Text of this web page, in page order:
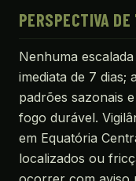
PERSPECTIVA DE
Nenhuma
imediata de 7 dias;
padrões sazonais
fogo durável.
em Equatória
localizados ou